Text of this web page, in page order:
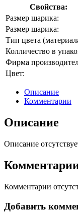
Свойства:
Размер шарика:
Размер шарика:
Тип цвета
Колличество в
Фирма
Цвет:
Описание
Комментарии
Описание
Описание
Комментарии
Добавить